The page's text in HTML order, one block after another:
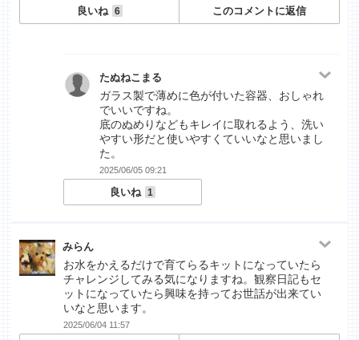
良いね 6 このコメントに返信
たぬねこまる
ガラス製で薄めに色が付いた容器、おしゃれ
でいいですね。
底のぬめりなどもキレイに取れるよう、洗い
やすい形だと使いやすくていいなと思いまし
た。
2025/06/05 09:21
良いね 1
みらん
お水をかえるだけで育てらるキットになっていたら
チャレンジしてみる気になりますね。観察日記もセ
ットになっていたら興味を持ってお世話が出来てい
いなと思います。
2025/06/04 11:57